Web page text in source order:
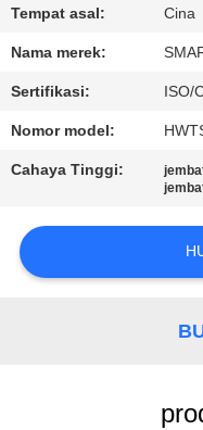
HUBUNGI
KAMI
PENAWARAN
SITEMAP
Tempat asal: Cina
Nama merek:
Sertifikasi: ISO/
Nomor model:
Cahaya Tinggi: